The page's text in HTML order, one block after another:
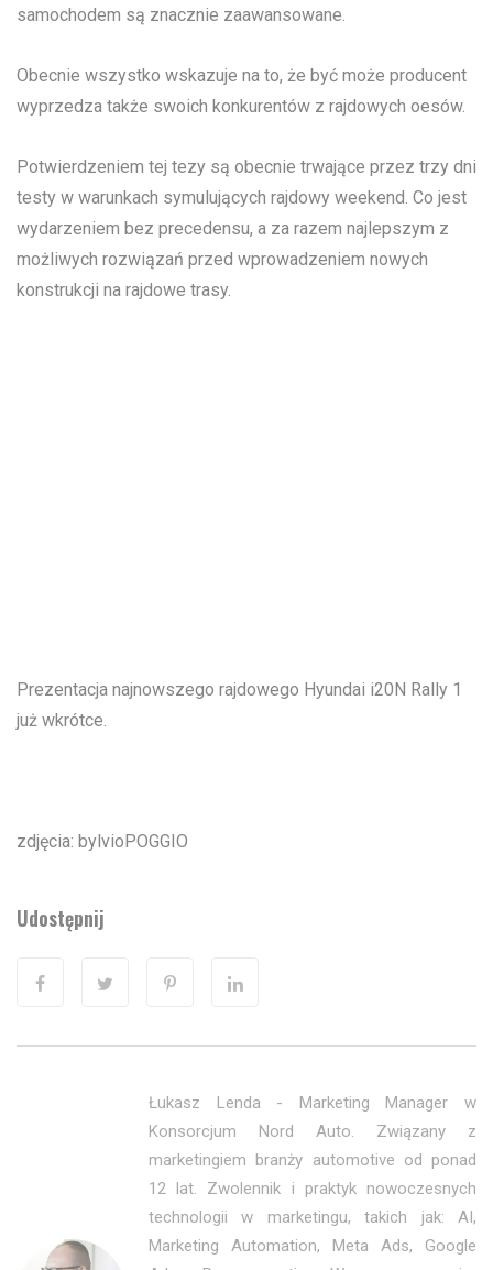
samochodem są znacznie zaawansowane.
Obecnie wszystko wskazuje na to, że być może producent
wyprzedza także swoich konkurentów z rajdowych oesów.
Potwierdzeniem tej tezy są obecnie trwające przez trzy dni
testy w warunkach symulujących rajdowy weekend. Co jest
wydarzeniem bez precedensu, a za razem najlepszym z
możliwych rozwiązań przed wprowadzeniem nowych
konstrukcji na rajdowe trasy.
Prezentacja najnowszego rajdowego Hyundai i20N Rally 1
już wkrótce.
zdjęcia: bylvioPOGGIO
Udostępnij
Łukasz Lenda - Marketing Manager w
Konsorcjum Nord Auto. Związany z
marketingiem branży automotive od ponad
12 lat. Zwolennik i praktyk nowoczesnych
technologii w marketingu, takich jak: AI,
Marketing Automation, Meta Ads, Google